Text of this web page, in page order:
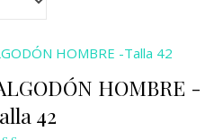
HOMBRE -
42